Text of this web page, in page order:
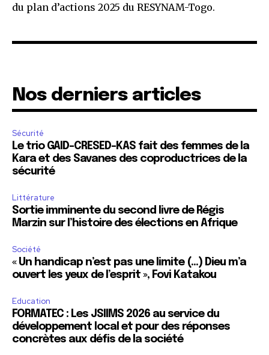
du plan d’actions 2025 du RESYNAM-Togo.
Nos derniers articles
Sécurité
Le trio GAID-CRESED-KAS fait des femmes de la
Kara et des Savanes des coproductrices de la
sécurité
Littérature
Sortie imminente du second livre de Régis
Marzin sur l’histoire des élections en Afrique
Société
« Un handicap n’est pas une limite (…) Dieu m’a
ouvert les yeux de l’esprit », Fovi Katakou
Education
FORMATEC : Les JSIIMS 2026 au service du
développement local et pour des réponses
concrètes aux défis de la société